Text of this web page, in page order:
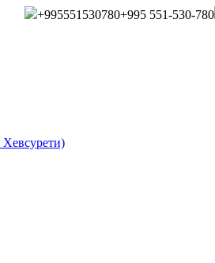
+995551530780+995 551-530-780